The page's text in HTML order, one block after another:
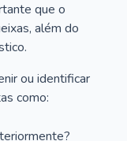
que o
além do
ou identificar
como: